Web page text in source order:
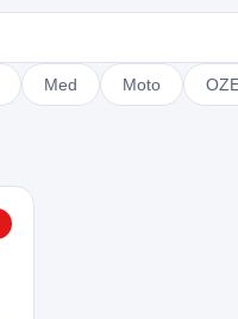
Med Moto